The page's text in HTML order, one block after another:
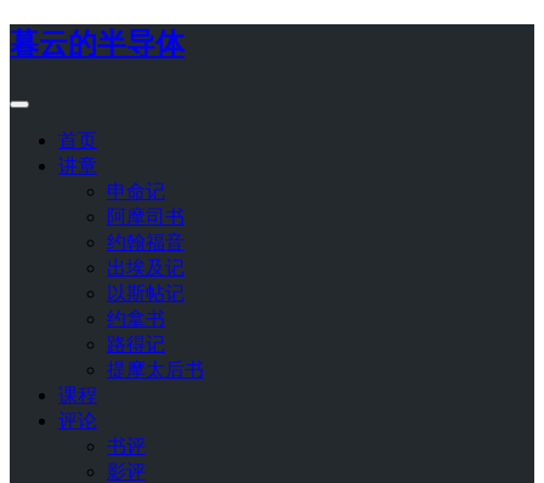
暮云的半导体
首页
讲章
申命记
阿摩司书
约翰福音
出埃及记
以斯帖记
约拿书
路得记
提摩太后书
课程
评论
书评
影评